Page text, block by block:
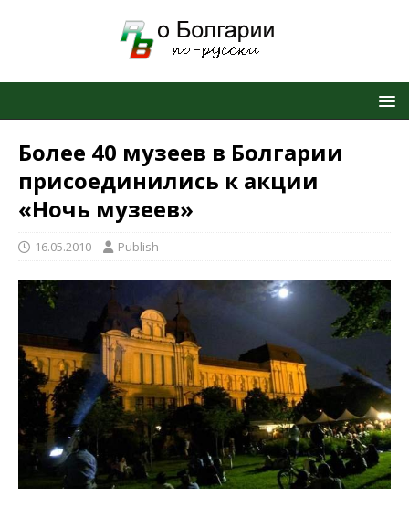
Более 40 музеев в Болгарии
присоединились к акции
«Ночь музеев»
16.05.2010 Publish